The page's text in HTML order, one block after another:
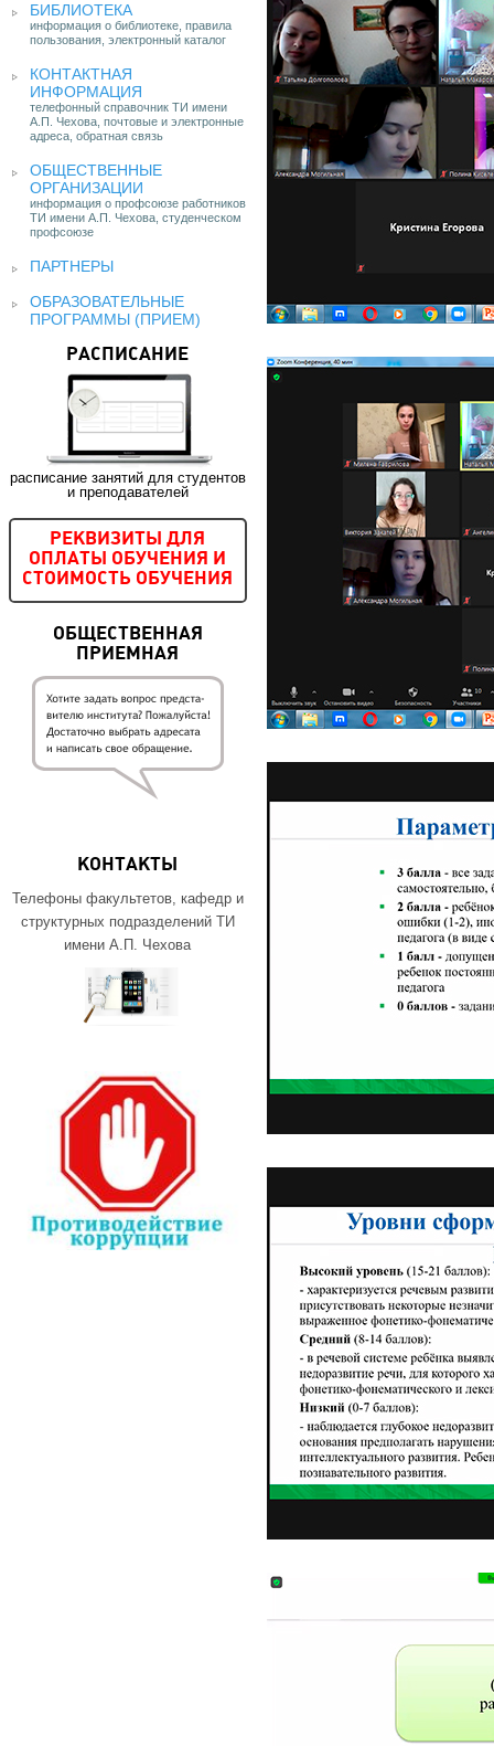
БИБЛИОТЕКА
информация о библиотеке, правила
пользования, электронный каталог
КОНТАКТНАЯ
ИНФОРМАЦИЯ
телефонный справочник ТИ имени
А.П. Чехова, почтовые и электронные
адреса, обратная связь
ОБЩЕСТВЕННЫЕ
ОРГАНИЗАЦИИ
информация о профсоюзе работников
ТИ имени А.П. Чехова, студенческом
профсоюзе
ПАРТНЕРЫ
ОБРАЗОВАТЕЛЬНЫЕ
ПРОГРАММЫ (ПРИЕМ)
РАСПИСАНИЕ
расписание занятий для студентов
и преподавателей
РЕКВИЗИТЫ ДЛЯ
ОПЛАТЫ ОБУЧЕНИЯ И
СТОИМОСТЬ ОБУЧЕНИЯ
ОБЩЕСТВЕННАЯ
ПРИЕМНАЯ
КОНТАКТЫ
Телефоны факультетов, кафедр и
структурных подразделений ТИ
имени А.П. Чехова